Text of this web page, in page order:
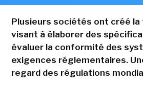
Plusieurs sociétés ont créé la
visant à élaborer des
évaluer la conformité des
exigences réglementaires.
regard des régulations